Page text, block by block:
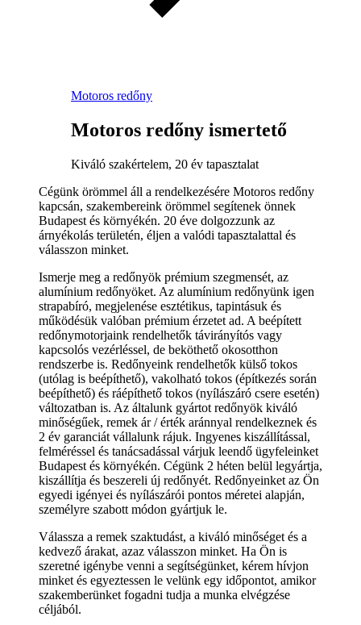
Motoros redőny
Motoros redőny ismertető
Kiváló szakértelem, 20 év tapasztalat
Cégünk örömmel áll a rendelkezésére Motoros redőny
kapcsán, szakembereink örömmel segítenek önnek
Budapest és környékén. 20 éve dolgozzunk az
árnyékolás területén, éljen a valódi tapasztalattal és
válasszon minket.
Ismerje meg a redőnyök prémium szegmensét, az
alumínium redőnyöket. Az alumínium redőnyünk igen
strapabíró, megjelenése esztétikus, tapintásuk és
működésük valóban prémium érzetet ad. A beépített
redőnymotorjaink rendelhetők távirányítós vagy
kapcsolós vezérléssel, de beköthető okosotthon
rendszerbe is. Redőnyeink rendelhetők külső tokos
(utólag is beépíthető), vakolható tokos (építkezés során
beépíthető) és ráépíthető tokos (nyílászáró csere esetén)
változatban is. Az általunk gyártot redőnyök kiváló
minőségűek, remek ár / érték aránnyal rendelkeznek és
2 év garanciát vállalunk rájuk. Ingyenes kiszállítással,
felméréssel és tanácsadással várjuk leendő ügyfeleinket
Budapest és környékén. Cégünk 2 héten belül legyártja,
kiszállítja és beszereli új redőnyét. Redőnyeinket az Ön
egyedi igényei és nyílászárói pontos méretei alapján,
személyre szabott módon gyártjuk le.
Válassza a remek szaktudást, a kiváló minőséget és a
kedvező árakat, azaz válasszon minket. Ha Ön is
szeretné igénybe venni a segítségünket, kérem hívjon
minket és egyeztessen le velünk egy időpontot, amikor
szakemberünket fogadni tudja a munka elvégzése
céljából.